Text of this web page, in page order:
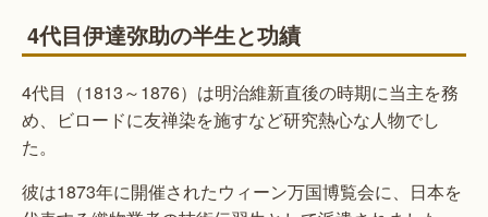
4代目伊達弥助の半生と功績
4代目（1813～1876）は明治維新直後の時期に当主を務
め、ビロードに友禅染を施すなど研究熱心な人物でし
た。
彼は1873年に開催されたウィーン万国博覧会に、日本を